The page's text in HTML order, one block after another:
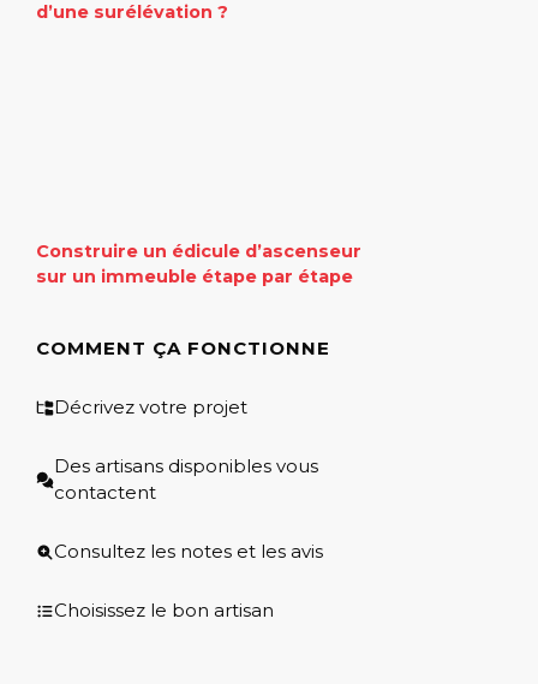
d’une surélévation ?
Construire un édicule d’ascenseur
sur un immeuble étape par étape
COMMENT ÇA FONCTIONNE
Décrivez votre projet
Des artisans disponibles vous
contactent
Consultez les notes et les avis
Choisissez le bon artisan